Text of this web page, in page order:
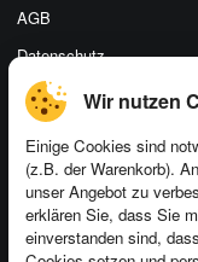
Wir nutzen
Einige Cookies sind
(z.B. der Warenkorb).
unser Angebot zu
erklären Sie, dass Sie
einverstanden sind,
Kontakt
Newsletter
Für Unternehmen
AGB
Datenschutz